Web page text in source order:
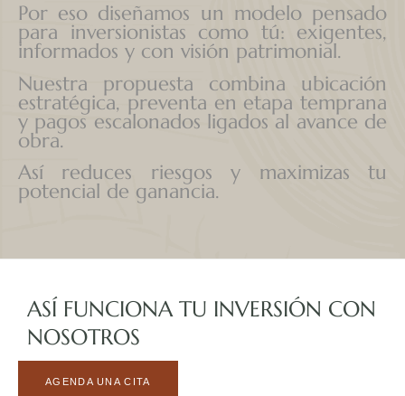
Por eso diseñamos un modelo pensado
para inversionistas como tú: exigentes,
informados y con visión patrimonial.
Nuestra propuesta combina ubicación
estratégica, preventa en etapa temprana
y pagos escalonados ligados al avance de
obra.
Así reduces riesgos y maximizas tu
potencial de ganancia.
ASÍ FUNCIONA TU INVERSIÓN CON
NOSOTROS
AGENDA UNA CITA